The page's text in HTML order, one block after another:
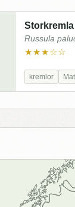
Storkremla
Russula
★★★☆☆
kremlor